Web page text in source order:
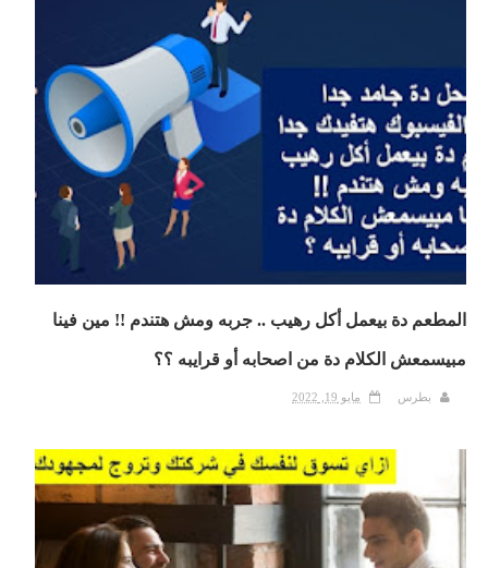
المطعم دة بيعمل أكل رهيب .. جربه ومش هتندم !! مين فينا
مبيسمعش الكلام دة من اصحابه أو قرايبه ؟؟
بطرس مايو 19, 2022